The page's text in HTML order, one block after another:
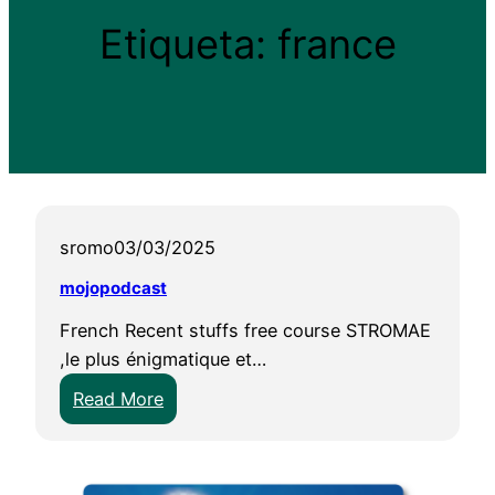
Etiqueta: france
sromo03/03/2025
mojopodcast
French Recent stuffs free course STROMAE
,le plus énigmatique et…
Read More:
m
j